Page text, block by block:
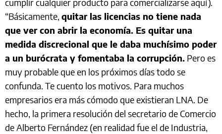
cumplir cualquier producto para comercializarse aquí).
“Básicamente, quitar las licencias no tiene nada
que ver con abrir la economía. Es quitar una
medida discrecional que le daba muchísimo poder
a un burócrata y fomentaba la corrupción. Pero es
muy probable que en los próximos días todo se
confunda. Te cuento los motivos. Para muchos
empresarios era más cómodo que existieran LNA. De
hecho, la primera resolución del secretario de Comercio
de Alberto Fernández (en realidad fue el de Industria,